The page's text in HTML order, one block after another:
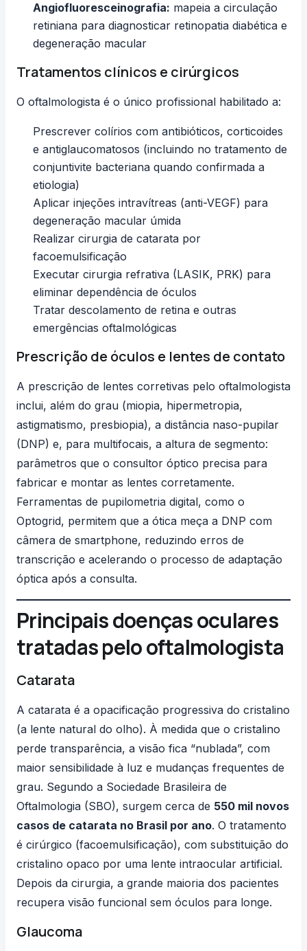
Angiofluoresceinografia: mapeia a circulação
retiniana para diagnosticar retinopatia diabética e
degeneração macular
Tratamentos clínicos e cirúrgicos
O oftalmologista é o único profissional habilitado a:
Prescrever colírios com antibióticos, corticoides
e antiglaucomatosos (incluindo no tratamento de
conjuntivite bacteriana quando confirmada a
etiologia)
Aplicar injeções intravítreas (anti-VEGF) para
degeneração macular úmida
Realizar cirurgia de catarata por
facoemulsificação
Executar cirurgia refrativa (LASIK, PRK) para
eliminar dependência de óculos
Tratar descolamento de retina e outras
emergências oftalmológicas
Prescrição de óculos e lentes de contato
A prescrição de lentes corretivas pelo oftalmologista
inclui, além do grau (miopia, hipermetropia,
astigmatismo, presbiopia), a distância naso-pupilar
(DNP) e, para multifocais, a altura de segmento:
parâmetros que o consultor óptico precisa para
fabricar e montar as lentes corretamente.
Ferramentas de pupilometria digital, como o
Optogrid, permitem que a ótica meça a DNP com
câmera de smartphone, reduzindo erros de
transcrição e acelerando o processo de adaptação
óptica após a consulta.
Principais doenças oculares
tratadas pelo oftalmologista
Catarata
A catarata é a opacificação progressiva do cristalino
(a lente natural do olho). À medida que o cristalino
perde transparência, a visão fica “nublada”, com
maior sensibilidade à luz e mudanças frequentes de
grau. Segundo a Sociedade Brasileira de
Oftalmologia (SBO), surgem cerca de 550 mil novos
casos de catarata no Brasil por ano. O tratamento
é cirúrgico (facoemulsificação), com substituição do
cristalino opaco por uma lente intraocular artificial.
Depois da cirurgia, a grande maioria dos pacientes
recupera visão funcional sem óculos para longe.
Glaucoma